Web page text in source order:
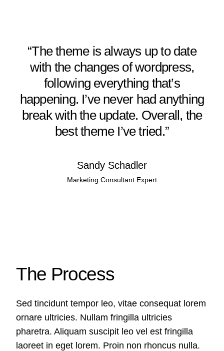
“The theme is always up to date
with the changes of wordpress,
following everything that’s
happening. I’ve never had anything
break with the update. Overall, the
best theme I’ve tried.”
Sandy Schadler
Marketing Consultant Expert
The Process
Sed tincidunt tempor leo, vitae consequat lorem
ornare ultricies. Nullam fringilla ultricies
pharetra. Aliquam suscipit leo vel est fringilla
laoreet in eget lorem. Proin non rhoncus nulla.